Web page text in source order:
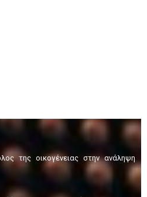
της οικογένειας στην ανάληψη